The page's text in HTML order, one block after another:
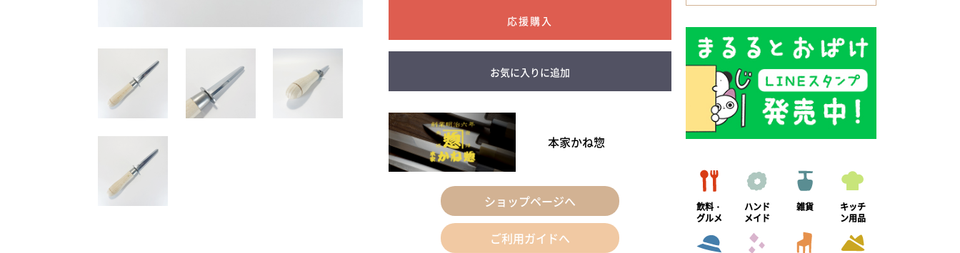
お気に入りに追加
本家かね惣
ショップページへ
ご利用ガイドへ
飲料・
グルメ
ハンド
メイド
雑貨
キッチ
ン用品